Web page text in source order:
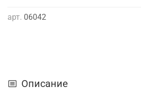
арт. 06042
Описание